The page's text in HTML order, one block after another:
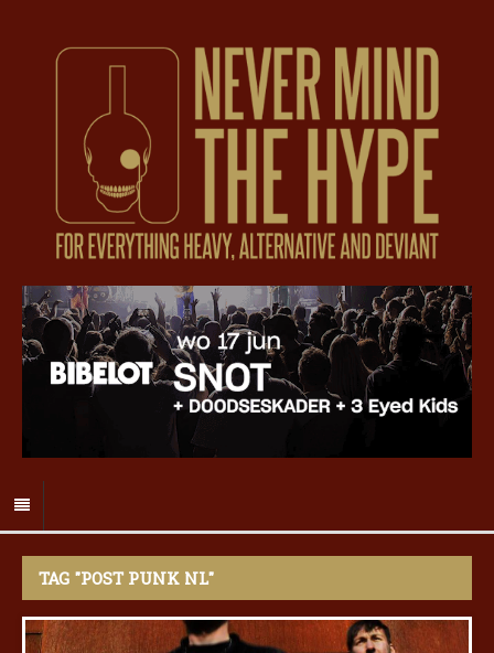
TAG "POST PUNK NL"